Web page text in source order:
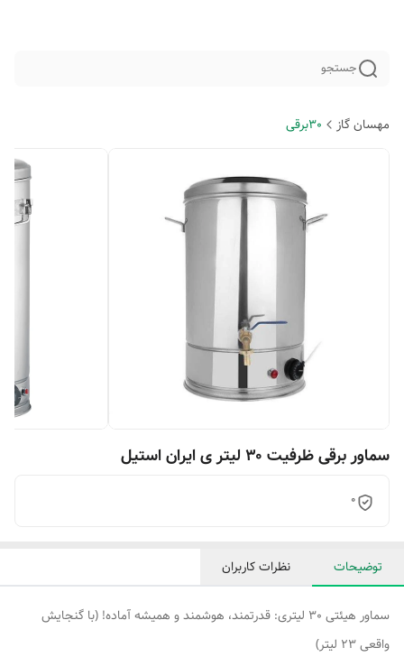
جستجو
مهسان گاز 30برقی
سماور برقی ظرفیت ۳۰ لیتر ی ایران استیل
0
توضیحات نظرات کاربران
سماور هیئتی 30 لیتری: قدرتمند، هوشمند و همیشه آماده! (با گنجایش
واقعی 23 لیتر)